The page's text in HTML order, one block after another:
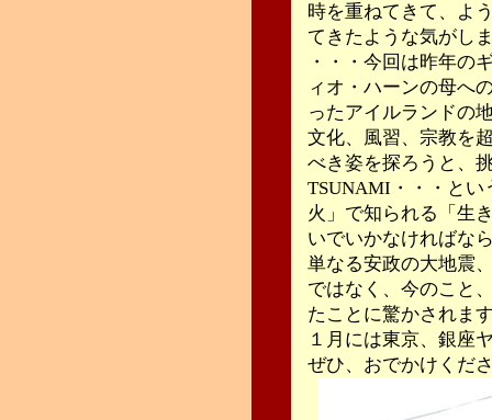
時を重ねてきて、よ
てきたような気がし
・・・今回は昨年の
ィオ・ハーンの母へ
ったアイルランドの
文化、風習、宗教を
べき姿を探ろうと、
TSUNAMI・・・と
火」で知られる「生
いでいかなければな
単なる安政の大地震
ではなく、今のこと
たことに驚かされま
１月には東京、銀座
ぜひ、おでかけくだ